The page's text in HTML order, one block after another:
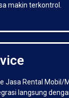
makin terkontrol.
Jasa Rental Mobil/
langsung